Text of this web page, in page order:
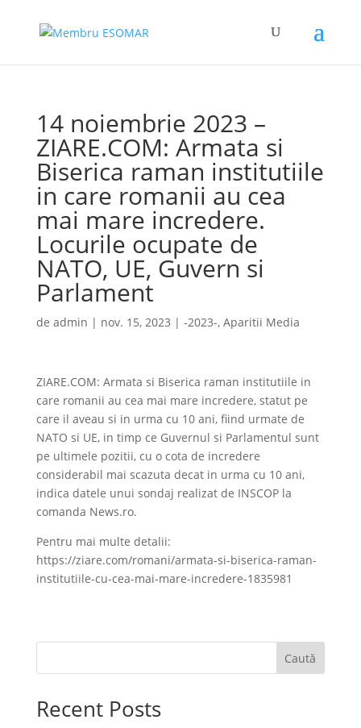
14 noiembrie 2023 –
ZIARE.COM: Armata si
Biserica raman institutiile
in care romanii au cea
mai mare incredere.
Locurile ocupate de
NATO, UE, Guvern si
Parlament
de admin | nov. 15, 2023 | -2023-, Aparitii Media
ZIARE.COM: Armata si Biserica raman institutiile in
care romanii au cea mai mare incredere, statut pe
care il aveau si in urma cu 10 ani, fiind urmate de
NATO si UE, in timp ce Guvernul si Parlamentul sunt
pe ultimele pozitii, cu o cota de incredere
considerabil mai scazuta decat in urma cu 10 ani,
indica datele unui sondaj realizat de INSCOP la
comanda News.ro.
Pentru mai multe detalii:
https://ziare.com/romani/armata-si-biserica-raman-
institutiile-cu-cea-mai-mare-incredere-1835981
Caută
Recent Posts